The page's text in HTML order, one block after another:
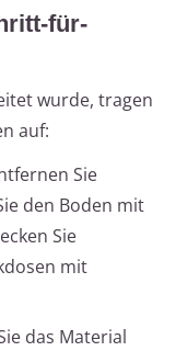
für-
wurde, tragen
auf:
Sie
den Boden mit
Sie
mit
das Material